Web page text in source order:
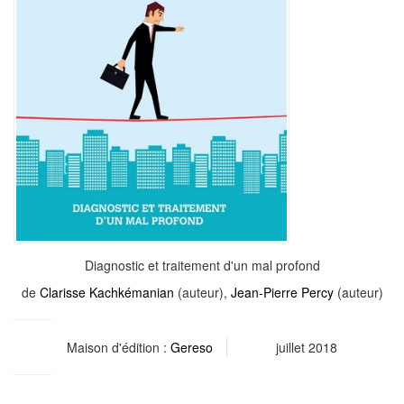
Diagnostic et traitement d'un mal profond
de Clarisse Kachkémanian (auteur), Jean-Pierre Percy(auteur)
Maison d'édition : Gereso juillet 2018